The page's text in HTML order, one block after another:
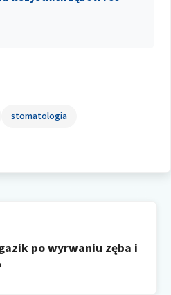
stomatologia
po wyrwaniu zęba i